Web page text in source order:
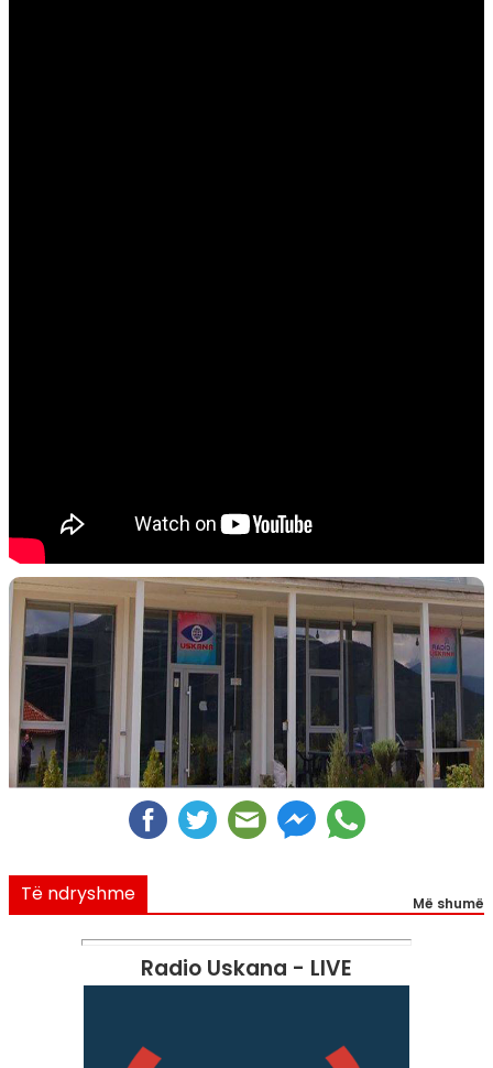
Të ndryshme Më shumë
Radio Uskana - LIVE